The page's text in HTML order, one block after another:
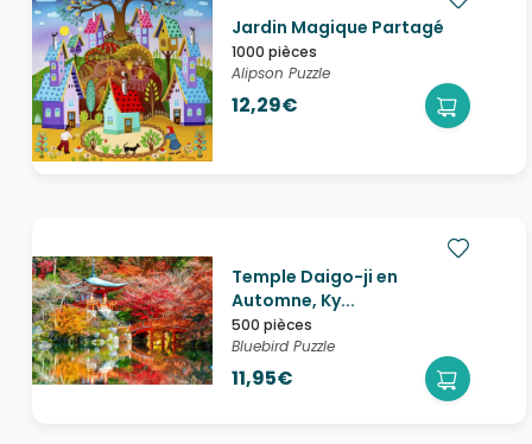
Jardin Magique Partagé
1000 pièces
Alipson Puzzle
12,29€
Temple Daigo-ji en
Automne, Ky...
500 pièces
Bluebird Puzzle
11,95€